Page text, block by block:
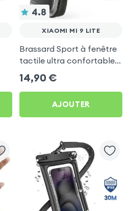
4.8
XIAOMI MI 9 LITE
Brassard Sport à fenêtre
tactile ultra confortable
pour Xiaomi Mi 9 Lite
14,90 €
AJOUTER